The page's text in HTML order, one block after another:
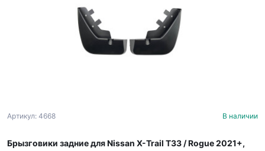
Артикул: 4668 В наличии
Брызговики задние для Nissan X-Trail T33 / Rogue 2021+,